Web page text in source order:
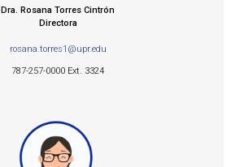
Dra. Rosana Torres Cintrón
Directora
rosana.torres1@upr.edu
787-257-0000 Ext. 3324